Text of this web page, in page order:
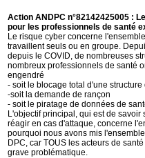
Action ANDPC n°82142425005 :
pour les professionnels de santé
Le risque cyber concerne
travaillent seuls ou en groupe.
depuis le COVID, de nombreuses
nombreux professionnels de santé
engendré
- soit le blocage total d'une structure
-soit la demande de rançon
- soit le piratage de données de
L'objectif principal, qui est de
réagir en cas d'attaque, concerne
pourquoi nous avons mis
DPC, car TOUS les acteurs de
grave problématique.